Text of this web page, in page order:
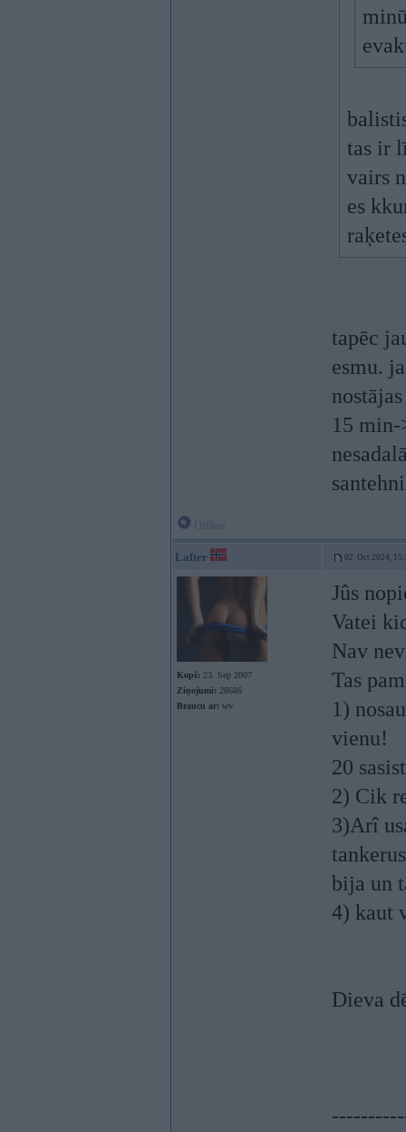
tas ir
vairs
es
tapēc
esmu.
15 min-
Lafter 02. Oct 2024,
Kopš: 23. Sep 2007
Ziņojumi: 28686
Braucu ar: wv
Jûs
Vatei
Nav
Tas
1)
vienu!
20
2) Cik
3)Arî
bija un
4) kaut
Dieva